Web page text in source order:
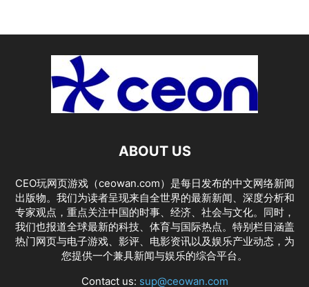
ABOUT US
CEO玩网页游戏（ceowan.com）是每日发布的中文网络新闻
出版物。我们为读者呈现来自全世界的最新新闻、深度分析和
专家观点，重点关注中国的时事、经济、社会与文化。同时，
我们也报道全球最新的科技、体育与国际热点。特别栏目涵盖
热门网页与电子游戏、影评、电影资讯以及娱乐产业动态，为
您提供一个兼具新闻与娱乐的综合平台。
Contact us: sup@ceowan.com